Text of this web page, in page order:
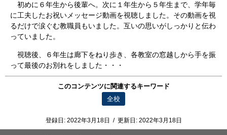
初めに６年生から後輩へ。次に１年生から５年生まで、学年毎
に工夫したお祝いメッセージ動画を視聴しました。その動画を視
るだけで涙ぐむ教職員もいました。互いの思いがしっかりと伝わ
っていました。
視聴後、６年生は廊下をねり歩き、各教室の窓越しから手を振
って最後のお別れをしました・・・
このコンテンツに関連するキーワード
全校
登録日: 2022年3月18日 / 更新日: 2022年3月18日